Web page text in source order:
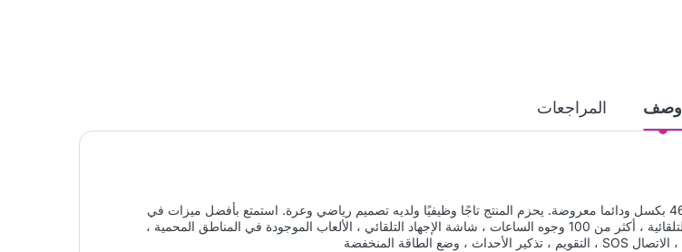
وصف المراجعات
يأتي Fastrack Xtreme Pro مع شاشة AMOLED 1.43 بوصة بدقة 466 × 466 بكسل ودائما معروضة. يحزم المنتج تاجًا وظيفيًا ولديه تصميم رياضي وعرة. استمتع بأفضل ميزات في
الفصل مثل Sync Bt Calling ، 100+ رياضة أوضاع مع التعرف على الرياضة التلقائية ، أكثر من 100 وجوه الساعات ، شاشة الإجهاد التلقائي ، الألعاب الموجودة في المناطق المحمية ،